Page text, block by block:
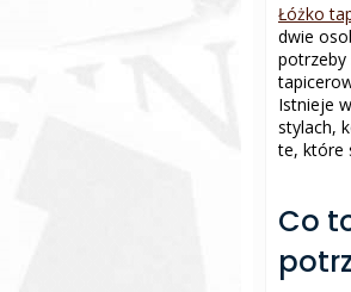
Łóżko
dwie
potrzeby
Istnieje
stylach,
te, które
Co